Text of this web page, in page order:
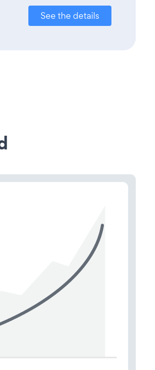
See the details